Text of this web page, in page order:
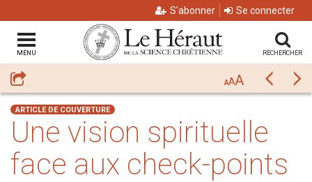
S'abonner Se connecter
MENU RECHERCHER
Partager AAA
ARTICLE DE COUVERTURE
Une vision spirituelle
face aux check-points